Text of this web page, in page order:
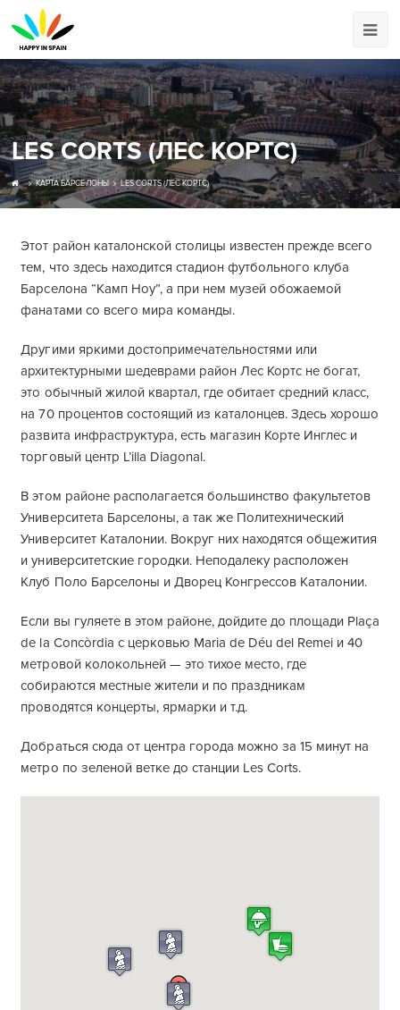
LES CORTS (ЛЕС КОРТС)
КАРТА БАРСЕЛОНЫ LES CORTS (ЛЕС КОРТС)
Этот район каталонской столицы известен прежде всего
тем, что здесь находится стадион футбольного клуба
Барселона “Камп Ноу”, а при нем музей обожаемой
фанатами со всего мира команды.
Другими яркими достопримечательностями или
архитектурными шедеврами район Лес Кортс не богат,
это обычный жилой квартал, где обитает средний класс,
на 70 процентов состоящий из каталонцев. Здесь хорошо
развита инфраструктура, есть магазин Корте Инглес и
торговый центр L’illa Diagonal.
В этом районе располагается большинство факультетов
Университета Барселоны, а так же Политехнический
Университет Каталонии. Вокруг них находятся общежития
и университетские городки. Неподалеку расположен
Клуб Поло Барселоны и Дворец Конгрессов Каталонии.
Если вы гуляете в этом районе, дойдите до площади Plaça
de la Concòrdia с церковью Maria de Déu del Remei и 40
метровой колокольней — это тихое место, где
собираются местные жители и по праздникам
проводятся концерты, ярмарки и т.д.
Добраться сюда от центра города можно за 15 минут на
метро по зеленой ветке до станции Les Corts.